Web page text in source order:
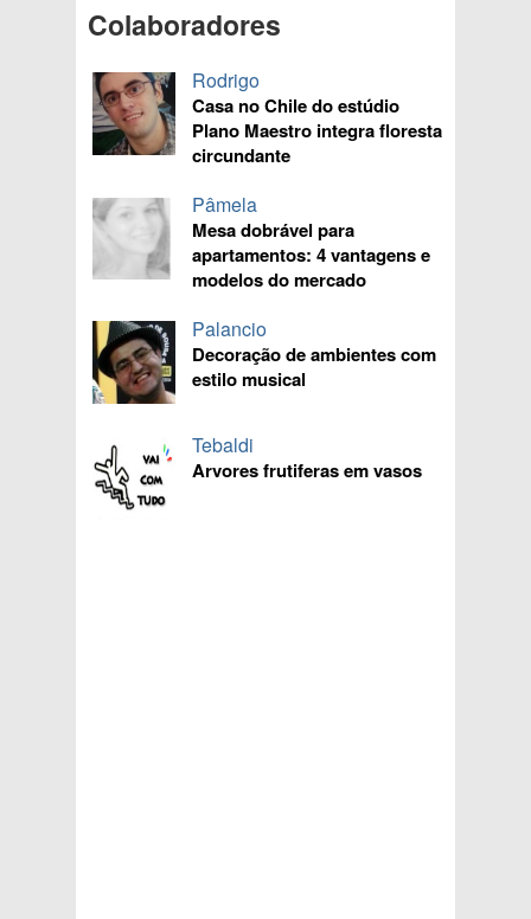
Colaboradores
Rodrigo
Casa no Chile do estúdio
Plano Maestro integra floresta
circundante
Pâmela
Mesa dobrável para
apartamentos: 4 vantagens e
modelos do mercado
Palancio
Decoração de ambientes com
estilo musical
Tebaldi
Arvores frutiferas em vasos